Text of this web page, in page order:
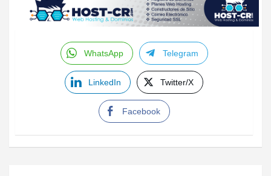
WhatsApp Telegram
LinkedIn Twitter/X
Facebook